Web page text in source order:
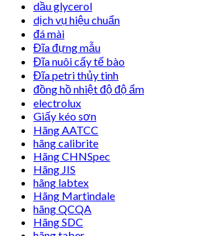
dầu glycerol
dịch vụ hiệu chuẩn
đá mài
Đĩa đựng mẫu
Đĩa nuôi cấy tế bào
Đĩa petri thủy tinh
đồng hồ nhiệt độ độ ẩm
electrolux
Giấy kéo sơn
Hãng AATCC
hãng calibrite
Hãng CHNSpec
Hãng JIS
hãng labtex
Hãng Martindale
hãng QCQA
Hãng SDC